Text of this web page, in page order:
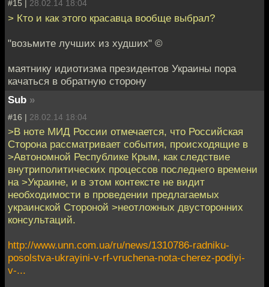
#15 | 28.02.14 18:04
> Кто и как этого красавца вообще выбрал?
"возьмите лучших из худших" ©
маятнику идиотизма президентов Украины пора
качаться в обратную сторону
Sub »
#16 | 28.02.14 18:04
>В ноте МИД России отмечается, что Российская
Сторона рассматривает события, происходящие в
>Автономной Республике Крым, как следствие
внутриполитических процессов последнего времени
на >Украине, и в этом контексте не видит
необходимости в проведении предлагаемых
украинской Стороной >неотложных двусторонних
консультаций.
http://www.unn.com.ua/ru/news/1310786-radniku-
posolstva-ukrayini-v-rf-vruchena-nota-cherez-podiyi-
v-...